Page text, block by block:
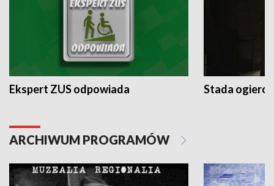
Ekspert ZUS odpowiada Stada
ARCHIWUM PROGRAMÓW